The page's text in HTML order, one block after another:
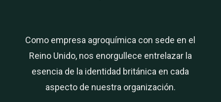
Como empresa agroquímica con sede en el
Reino Unido, nos enorgullece entrelazar la
esencia de la identidad británica en cada
aspecto de nuestra organización.